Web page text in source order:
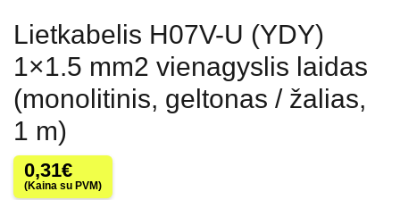
Lietkabelis H07V-U (YDY)
1×1.5 mm2 vienagyslis laidas
(monolitinis, geltonas / žalias,
1 m)
0,31€
(Kaina su PVM)